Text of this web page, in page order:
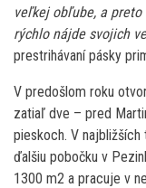
veľkej obľube, a
rýchlo nájde svojich
prestrihávaní pásky
V predošlom roku
zatiaľ dve – pred
pieskoch. V
ďalšiu pobočku v
1300 m2 a pracuje v